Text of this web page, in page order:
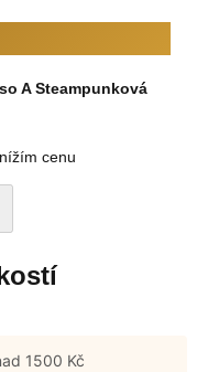
A Steampunková
cenu
1500 Kč